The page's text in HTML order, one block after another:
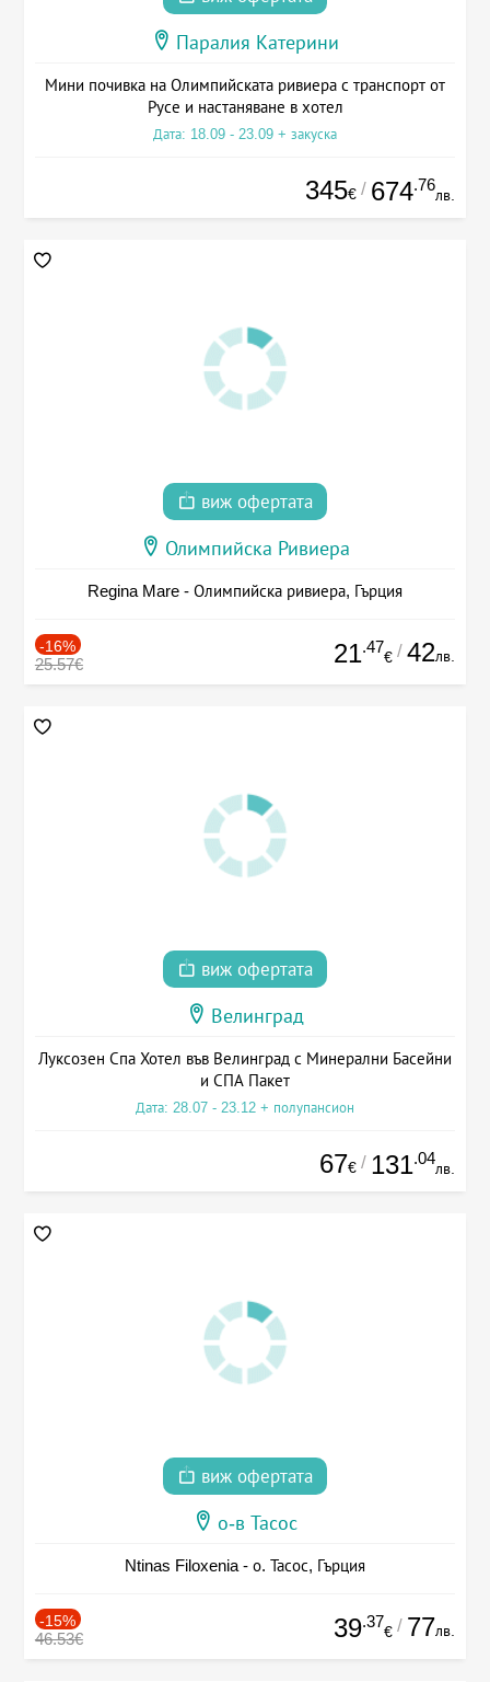
Паралия Катерини
Мини почивка на Олимпийската ривиера с транспорт от
Русе и настаняване в хотел
Дата: 18.09 - 23.09 + закуска
345€ / 674.76
лв.
виж офертата
Олимпийска Ривиера
Regina Mare - Олимпийска ривиера, Гърция
-16%
25.57€ 21.47
€ / 42лв.
виж офертата
Велинград
Луксозен Спа Хотел във Велинград с Минерални Басейни
и СПА Пакет
Дата: 28.07 - 23.12 + полупансион
67€ / 131.04
лв.
виж офертата
о-в Тасос
Ntinas Filoxenia - о. Тасос, Гърция
-15%
46.53€ 39.37
€ / 77лв.